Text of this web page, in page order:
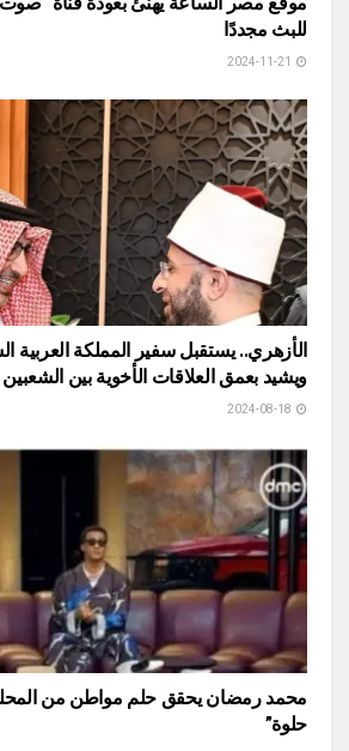
للبث مجددًا
الأزهري.. يستقبل سفير المملكة العربية
ويشيد بعمق العلاقات الأخوية بين الشعبين
محمد رمضان يحقق حلم مواطن من
حلوة”